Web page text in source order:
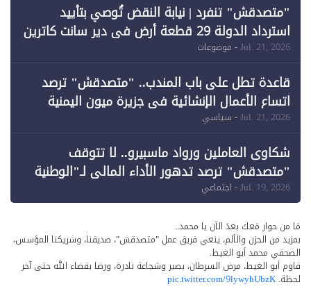
"متصدقش" تنفرد | نيابة النقض تُوصي بتأييد
استرداد الدولة 29 قطعة أرض في دير سانت كاترين
وقبول طعن الحكومة جزئيًا (1)
Jul. 21, 2026- موضوعات
قاعدة تطل على باب المندب.. "متصدقش" ترصد
اتساع الأعمال الإنشائية في جزيرة ميون اليمنية
Jul. 21, 2026- سياسي
شكاوى العاملين ورواد ماسبيرو.. لا تتوقف
"متصدقش" ترصد تدهور الأداء المالي لـ"الوطنية
للإعلام"
Jul. 19, 2026- اجتماعي
مَا من حوار مَعك بعدَ الآن يا محمد..
بمزيد من الحزن والألم، ينعى فريق عمل "متصدقش"، صديقنا، وشريكنا المؤسس،
الصحفي محمد أبو الغيط.
قاوم أبو الغيط، مرض السرطان، بصبر وشجاعة نادرة، ورضا بقضاء الله حتى آخر
لحظة. pic.twitter.com/9lywyhUbzK